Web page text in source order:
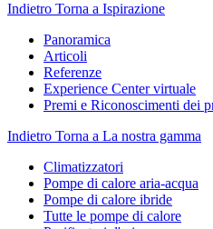
Indietro Torna a Ispirazione
Panoramica
Articoli
Referenze
Experience Center virtuale
Premi e Riconoscimenti dei
Indietro Torna a La nostra gamma
Climatizzatori
Pompe di calore aria-acqua
Pompe di calore ibride
Tutte le pompe di calore